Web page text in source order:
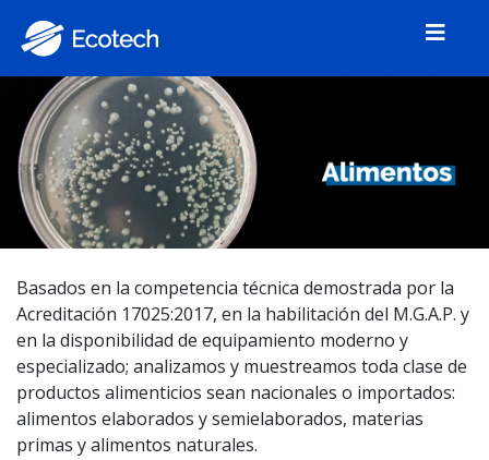
Basados en la competencia técnica demostrada por la
Acreditación 17025:2017, en la habilitación del M.G.A.P. y
en la disponibilidad de equipamiento moderno y
especializado; analizamos y muestreamos toda clase de
productos alimenticios sean nacionales o importados:
alimentos elaborados y semielaborados, materias
primas y alimentos naturales.